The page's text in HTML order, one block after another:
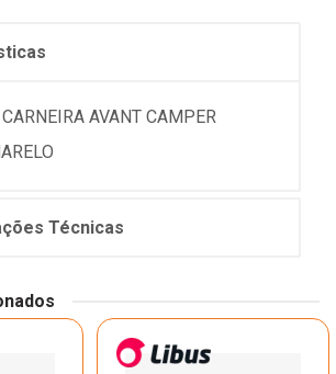
AVANT CAMPER
Técnicas